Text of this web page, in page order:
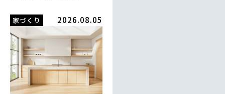
家づくり 2026.08.05